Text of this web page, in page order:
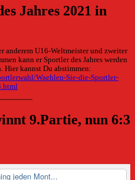
Jahres 2021 in
anderem U16-Weltmeister und zweiter
kann er Sportler des Jahres werden
Hier kannst Du abstimmen:
Waehlen-Sie-die-Sportler-
9.Partie, nun 6:3
jeden Mont...